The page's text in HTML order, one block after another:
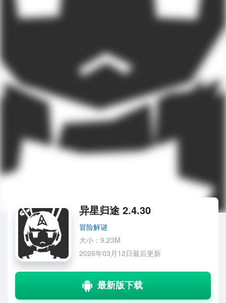
异星归途 2.4.30
冒险解谜
大小：9.23M
2026年03月12日最后更新